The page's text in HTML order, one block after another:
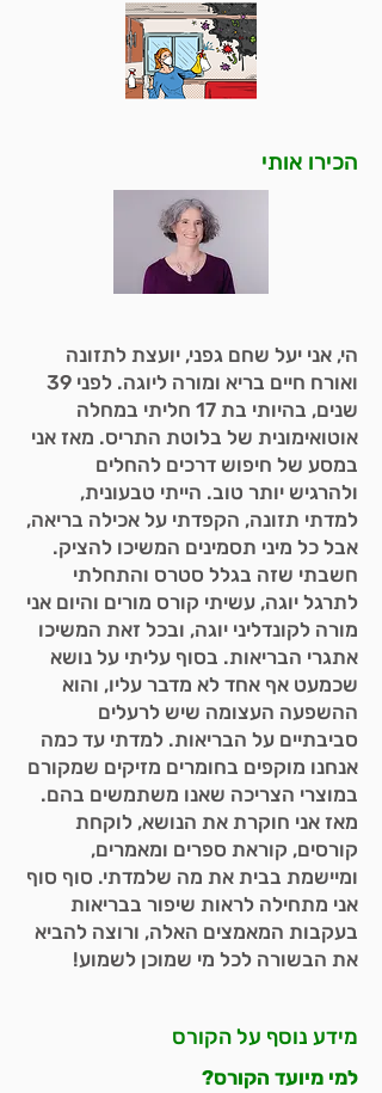
הכירו אותי
הי, אני יעל שחם גפני, יועצת לתזונה
ואורח חיים בריא ומורה ליוגה. לפני 39
שנים, בהיותי בת 17 חליתי במחלה
אוטואימונית של בלוטת התריס. מאז אני
במסע של חיפוש דרכים להחלים
ולהרגיש יותר טוב. הייתי טבעונית,
למדתי תזונה, הקפדתי על אכילה בריאה,
אבל כל מיני תסמינים המשיכו להציק.
חשבתי שזה בגלל סטרס והתחלתי
לתרגל יוגה, עשיתי קורס מורים והיום אני
מורה לקונדליני יוגה, ובכל זאת המשיכו
אתגרי הבריאות. בסוף עליתי על נושא
שכמעט אף אחד לא מדבר עליו, והוא
ההשפעה העצומה שיש לרעלים
סביבתיים על הבריאות. למדתי עד כמה
אנחנו מוקפים בחומרים מזיקים שמקורם
במוצרי הצריכה שאנו משתמשים בהם.
מאז אני חוקרת את הנושא, לוקחת
קורסים, קוראת ספרים ומאמרים,
ומיישמת בבית את מה שלמדתי. סוף סוף
אני מתחילה לראות שיפור בבריאות
בעקבות המאמצים האלה, ורוצה להביא
את הבשורה לכל מי שמוכן לשמוע!
מידע נוסף על הקורס
למי מיועד הקורס?